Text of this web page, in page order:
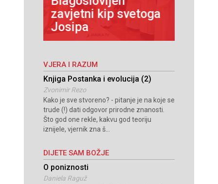
zavjetni kip svetoga
Josipa
VJERA I RAZUM
Knjiga Postanka i evolucija (2)
Zvonimir Rezo
Kako je sve stvoreno? - pitanje je na koje se
trude (!) dati odgovor prirodne znanosti.
Što god one rekle, kakvu god teoriju
iznijele, vjernik zna š...
DIJETE SAM BOŽJE
O poniznosti
Daniela Raguž